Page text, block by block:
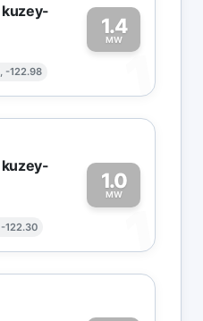
-122.98
1.4
MW
1
122.30
1.0
MW
1